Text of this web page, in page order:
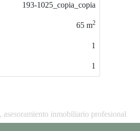
193-1025_copia
65m
inmobiliario profesional